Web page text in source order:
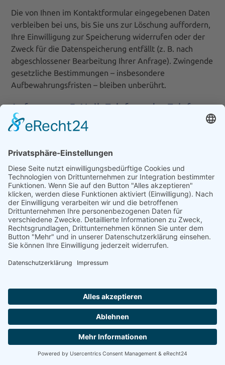
Die von Ihnen im Kontaktformular eingegebenen Daten
verbleiben bei uns, bis Sie uns zur Löschung auffordern,
Ihre Einwilligung zur Speicherung widerrufen oder der
Zweck für die Datenspeicherung entfällt (z. B. nach
abgeschlossener Bearbeitung Ihrer Anfrage). Zwingende
gesetzliche Bestimmungen – insbesondere
Aufbewahrungsfristen – bleiben unberührt.
Anfrage per E-Mail, Telefon oder Telefax
Wenn Sie uns per E-Mail, Telefon oder Telefax
hervorgehenden personenbezogenen Daten (Name,
Anfrage) zum Zwecke der Bearbeitung Ihres Anliegens
bei uns gespeichert und verarbeitet. Diese Daten geben
wir nicht ohne Ihre Einwilligung weiter.
Die Verarbeitung dieser Daten erfolgt auf Grundlage
von Art. 6 Abs. 1 lit. b DSGVO, sofern Ihre Anfrage mit
der Erfüllung eines Vertrags zusammenhängt oder zur
Durchführung vorvertraglicher Maßnahmen erforderlich
ist. In allen übrigen Fällen beruht die Verarbeitung auf
Abs. 1 lit. f DSGVO) oder auf Ihrer Einwilligung (Art. 6
Abs. 1 lit. a DSGVO) sofern diese abgefragt wurde; die
Einwilligung ist jederzeit widerrufbar.
Die von Ihnen an uns per Kontaktanfragen übersandten
Daten verbleiben bei uns, bis Sie uns zur Löschung